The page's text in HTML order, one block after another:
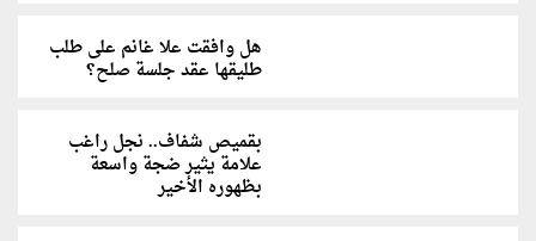
هل وافقت علا غانم على طلب
طليقها عقد جلسة صلح؟
بقميص شفاف.. نجل راغب
علامة يثير ضجة واسعة
بظهوره الأخير